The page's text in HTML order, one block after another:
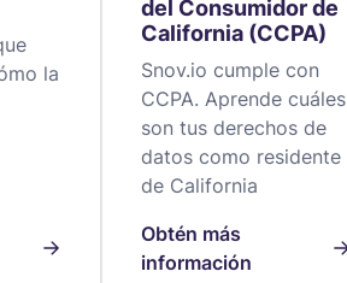
la
del Consumidor de
California (CCPA)
Snov.io cumple con
CCPA. Aprende cuáles
son tus derechos de
datos como residente
de California
Obtén más
información